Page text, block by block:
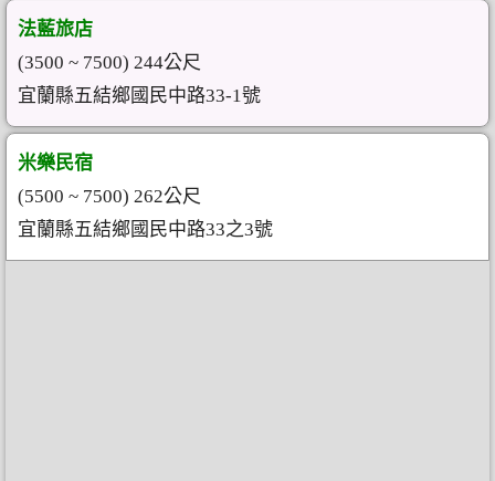
法藍旅店
(3500 ~ 7500) 244公尺
宜蘭縣五結鄉國民中路33-1號
米樂民宿
(5500 ~ 7500) 262公尺
宜蘭縣五結鄉國民中路33之3號